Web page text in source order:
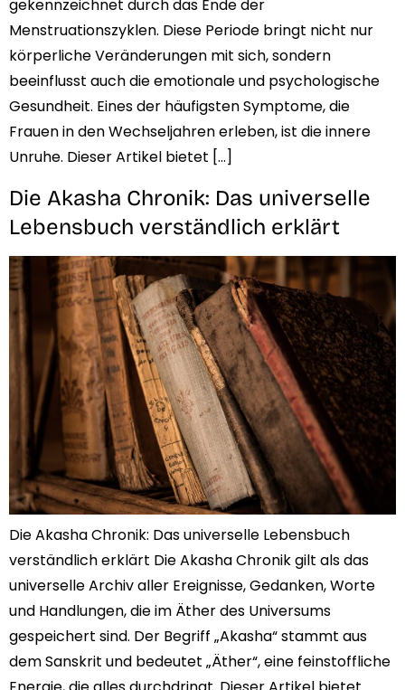
gekennzeichnet durch das Ende der
Menstruationszyklen. Diese Periode bringt nicht nur
körperliche Veränderungen mit sich, sondern
beeinflusst auch die emotionale und psychologische
Gesundheit. Eines der häufigsten Symptome, die
Frauen in den Wechseljahren erleben, ist die innere
Unruhe. Dieser Artikel bietet […]
Die Akasha Chronik: Das universelle
Lebensbuch verständlich erklärt
Die Akasha Chronik: Das universelle Lebensbuch
verständlich erklärt Die Akasha Chronik gilt als das
universelle Archiv aller Ereignisse, Gedanken, Worte
und Handlungen, die im Äther des Universums
gespeichert sind. Der Begriff „Akasha“ stammt aus
dem Sanskrit und bedeutet „Äther“, eine feinstoffliche